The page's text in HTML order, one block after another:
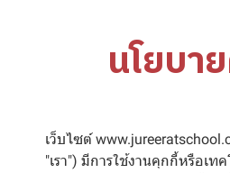
นโยบา
เว็บไซต์
"เรา") มีการใช้งานคุกกี้หรือเท